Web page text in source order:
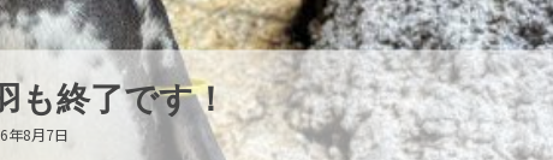
魚展示中！
年8月6日